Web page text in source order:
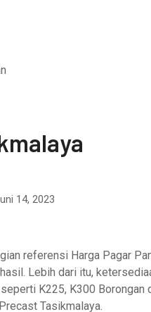
14, 2023
referensi Harga Pagar
Lebih dari itu,
K225, K300 Borongan
Tasikmalaya.